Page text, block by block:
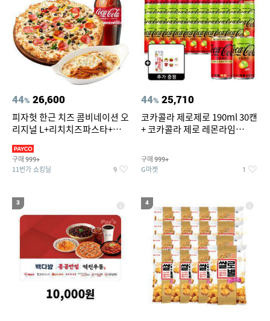
44% 26,600
피자헛 한근 치즈 콤비네이션 오
리지널 L+리치치즈파스타+콜
구매 999+
11번가 쇼킹딜 9
44% 25,710
코카콜라 제로제로 190ml 30캔
+ 코카콜라 제로 레몬라임
티커 세트
구매 999+
G마켓 1
3 4